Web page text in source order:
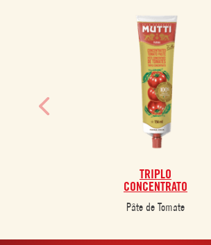
TRIPLO
CONCENTRATO
Pâte de Tomate